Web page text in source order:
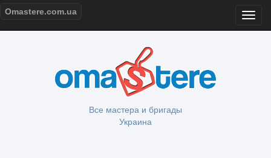
Omastere.com.ua
Все мастера и бригады
Украина